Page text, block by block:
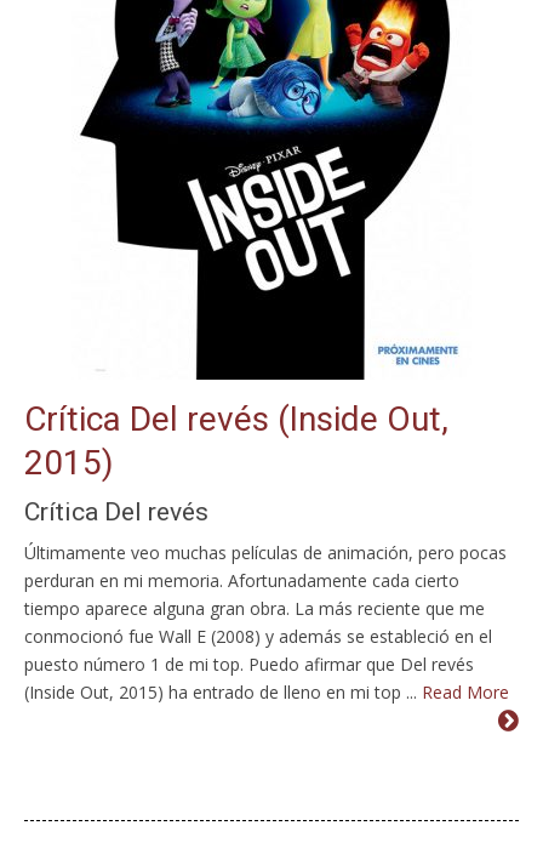
Crítica Del revés (Inside Out,
2015)
Crítica Del revés
Últimamente veo muchas películas de animación, pero pocas
perduran en mi memoria. Afortunadamente cada cierto
tiempo aparece alguna gran obra. La más reciente que me
conmocionó fue Wall E (2008) y además se estableció en el
puesto número 1 de mi top. Puedo afirmar que Del revés
(Inside Out, 2015) ha entrado de lleno en mi top ... Read More